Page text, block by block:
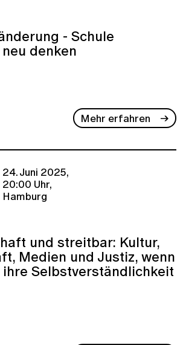
- Schule
denken
Mehr erfahren
24. Juni 2025,
20:00 Uhr,
Hamburg
und streitbar: Kultur,
Medien und Justiz, wenn
Selbstverständlichkeit